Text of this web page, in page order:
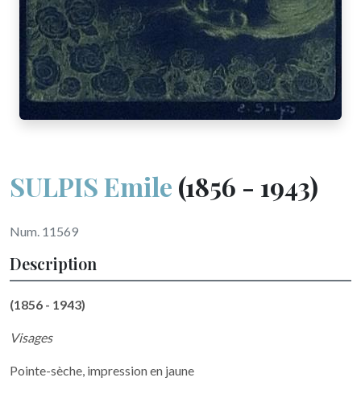
SULPIS Emile (1856 - 1943)
Num. 11569
Description
(1856 - 1943)
Visages
Pointe-sèche, impression en jaune